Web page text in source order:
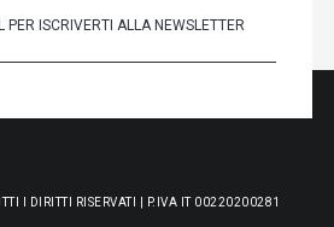
I DIRITTI RISERVATI | P.IVA IT 00220200281